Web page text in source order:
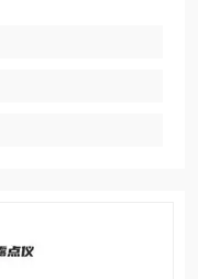
污染物，仪器采用7寸
2023压缩空气_第1部